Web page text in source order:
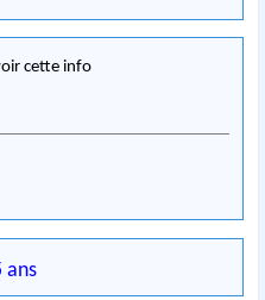
cette info
ans